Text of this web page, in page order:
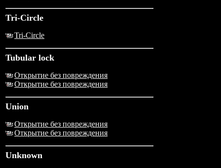
Tri-Circle
Tri-Circle
Tubular lock
Открытие без повреждения
Открытие без повреждения
Union
Открытие без повреждения
Открытие без повреждения
Unknown